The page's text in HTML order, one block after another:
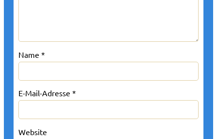
Name *
E-Mail-Adresse *
Website